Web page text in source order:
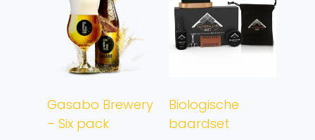
Gasabo Brewery
– Six pack
Biologische
baardset